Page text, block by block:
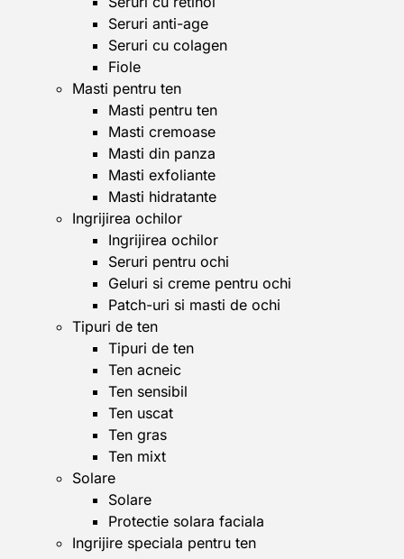
Seruri anti-age
Seruri cu colagen
Fiole
Masti pentru ten
Masti pentru ten
Masti cremoase
Masti din panza
Masti exfoliante
Masti hidratante
Ingrijirea ochilor
Ingrijirea ochilor
Seruri pentru ochi
Geluri si creme pentru ochi
Patch-uri si masti de ochi
Tipuri de ten
Tipuri de ten
Ten acneic
Ten sensibil
Ten uscat
Ten gras
Ten mixt
Solare
Solare
Protectie solara faciala
Ingrijire speciala pentru ten